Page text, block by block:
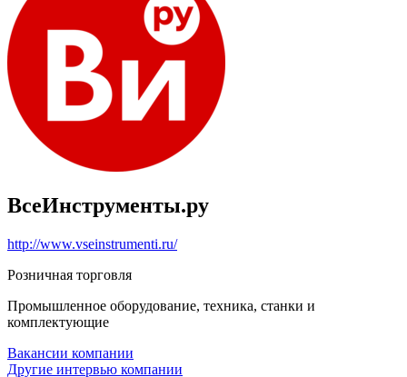
ВсеИнструменты.ру
http://www.vseinstrumenti.ru/
Розничная торговля
Промышленное оборудование, техника, станки и
комплектующие
Вакансии компании
Другие интервью компании